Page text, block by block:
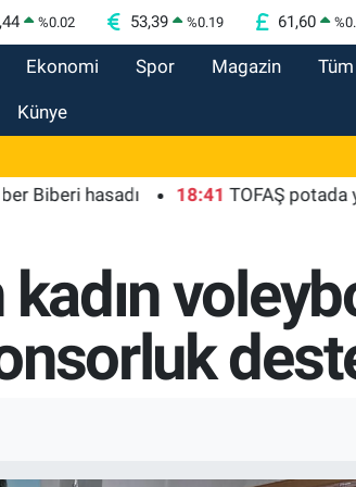
%0.02 53,39 %0.19 61,60 %
Ekonomi Spor Magazin
Künye
hasadı 18:41 TOFAŞ potada yeni